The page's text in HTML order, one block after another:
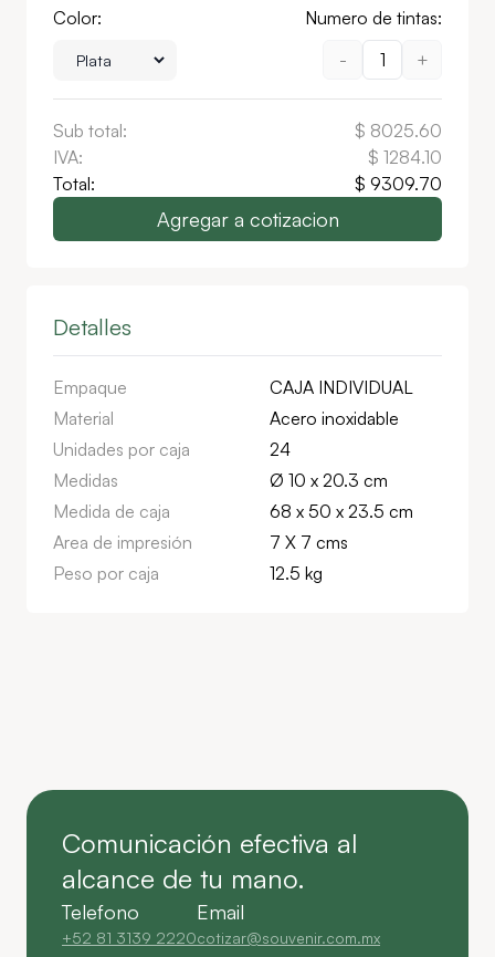
Color:
Numero de tintas:
-
1 +
Sub total: $ 8025.60
IVA:
$ 1284.10
Total:
$ 9309.70
Agregar a cotizacion
Detalles
Empaque
CAJA INDIVIDUAL
Material
Acero inoxidable
Unidades por caja
24
Medidas
Ø 10 x 20.3 cm
Medida de caja
68 x 50 x 23.5 cm
Area de impresión
7 X 7 cms
Peso por caja
12.5 kg
Comunicación efectiva al
alcance de tu mano.
Telefono
+52 81 3139 2220
Email
cotizar@souvenir.com.mx